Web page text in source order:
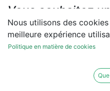
Vous souhaitez
réparation ou de
diagnostic sur
Nous utilisons des
meilleure expérience
Politique en matière de cookies